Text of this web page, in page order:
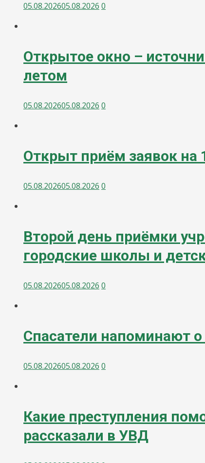
05.08.202605.08.2026 0
Открытое окно –
летом
05.08.202605.08.2026 0
Открыт приём заявок
05.08.202605.08.2026 0
Второй день приёмки
городские школы и
05.08.202605.08.2026 0
Спасатели напоминают
05.08.202605.08.2026 0
Какие преступления
рассказали в УВД